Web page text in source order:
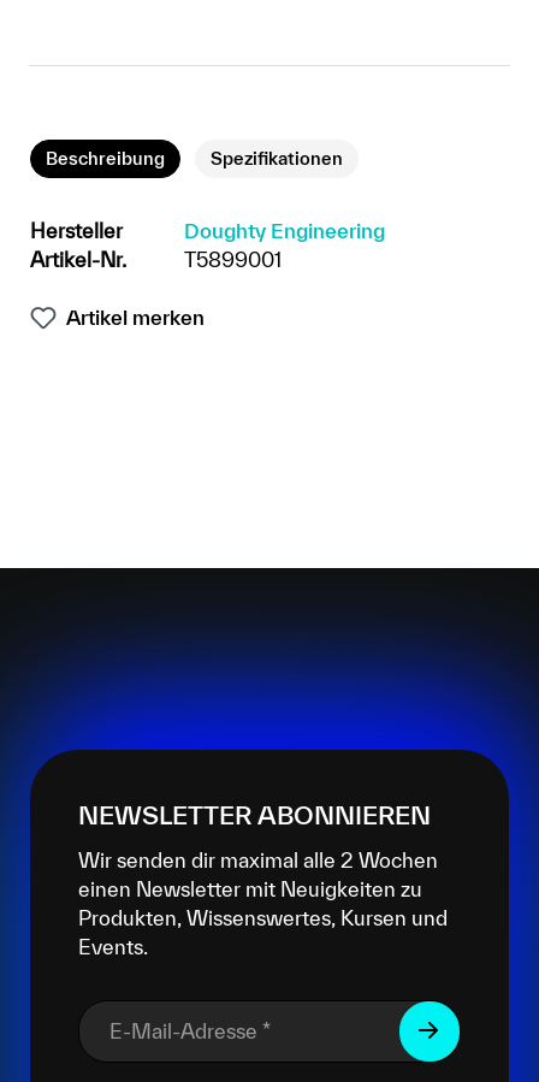
Beschreibung Spezifikationen
Hersteller
Doughty Engineering
Artikel-Nr.
T5899001
Artikel merken
NEWSLETTER ABONNIEREN
Wir senden dir maximal alle 2 Wochen
einen Newsletter mit Neuigkeiten zu
Produkten, Wissenswertes, Kursen und
Events.
E-Mail-Adresse *